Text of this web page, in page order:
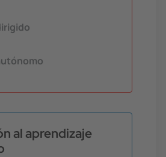
al aprendizaje